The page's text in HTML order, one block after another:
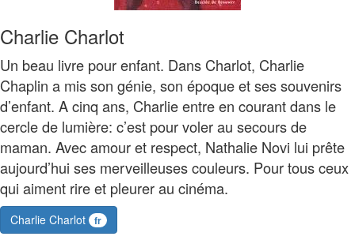
Charlie Charlot
Un beau livre pour enfant. Dans Charlot, Charlie
Chaplin a mis son génie, son époque et ses souvenirs
d’enfant. A cinq ans, Charlie entre en courant dans le
cercle de lumière: c’est pour voler au secours de
maman. Avec amour et respect, Nathalie Novi lui prête
aujourd’hui ses merveilleuses couleurs. Pour tous ceux
qui aiment rire et pleurer au cinéma.
Charlie Charlot fr